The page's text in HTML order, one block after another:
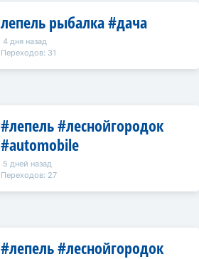
лепель рыбалка #дача
4 дня назад
Переходов: 31
#лепель #леснойгородок
#automobile
5 дней назад
Переходов: 27
#лепель #леснойгородок